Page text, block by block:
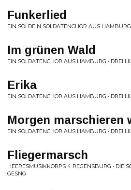
Funkerlied
EIN SOLDEIN SOLDATENCHOR AUS HAMBURG
Im grünen Wald
EIN SOLDATENCHOR AUS HAMBURG • DREI
Erika
EIN SOLDATENCHOR AUS HAMBURG • DREI
Morgen marschieren
EIN SOLDATENCHOR AUS HAMBURG • DREI
Fliegermarsch
HEERESMUSIKKORPS 4 REGENSBURG • DIE
GESNG